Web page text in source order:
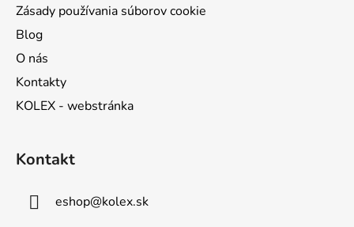
Zásady používania súborov cookie
Blog
O nás
Kontakty
KOLEX - webstránka
Kontakt
eshop@kolex.sk